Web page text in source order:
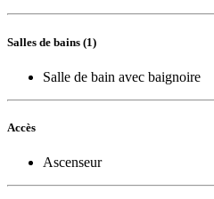
Salles de bains (1)
Salle de bain avec baignoire
Accès
Ascenseur